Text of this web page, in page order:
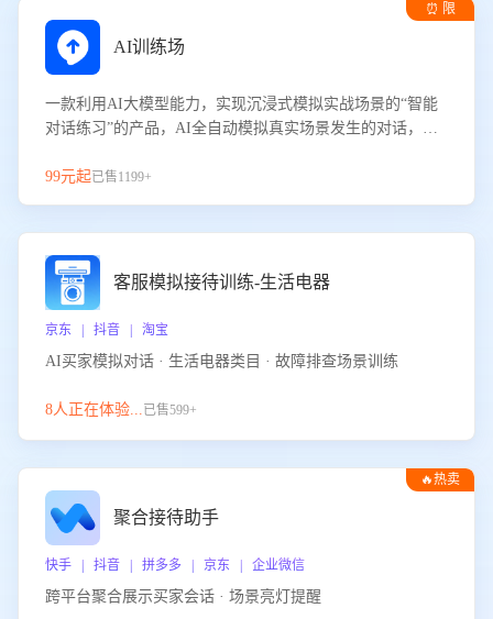
⏰ 限
AI训练场
一款利用AI大模型能力，实现沉浸式模拟实战场景的“智能
对话练习”的产品，AI全自动模拟真实场景发生的对话，企
服能力。
99元起已售1199+
客服模拟接待训练-生活电器
京东 | 抖音 | 淘宝
AI买家模拟对话 · 生活电器类目 · 故障排查场景训练
8人正在体验...已售599+
🔥热卖
聚合接待助手
快手 | 抖音 | 拼多多 | 京东 | 企业微信
跨平台聚合展示买家会话 · 场景亮灯提醒